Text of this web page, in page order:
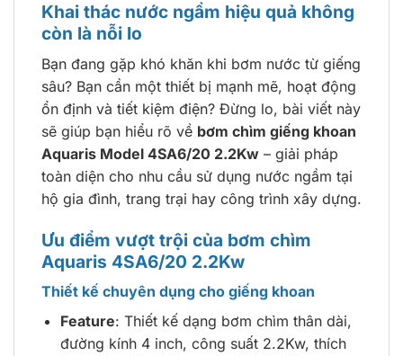
Khai thác nước ngầm hiệu quả không
còn là nỗi lo
Bạn đang gặp khó khăn khi bơm nước từ giếng
sâu? Bạn cần một thiết bị mạnh mẽ, hoạt động
ổn định và tiết kiệm điện? Đừng lo, bài viết này
sẽ giúp bạn hiểu rõ về bơm chìm giếng khoan
Aquaris Model 4SA6/20 2.2Kw – giải pháp
toàn diện cho nhu cầu sử dụng nước ngầm tại
hộ gia đình, trang trại hay công trình xây dựng.
Ưu điểm vượt trội của bơm chìm
Aquaris 4SA6/20 2.2Kw
Thiết kế chuyên dụng cho giếng khoan
Feature: Thiết kế dạng bơm chìm thân dài,
đường kính 4 inch, công suất 2.2Kw, thích